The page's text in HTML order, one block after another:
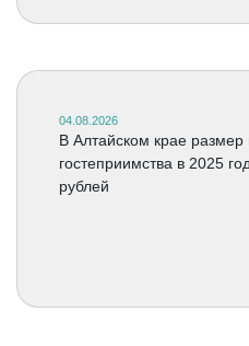
04.08.2026
В Алтайском крае
гостеприимства в 2025
рублей